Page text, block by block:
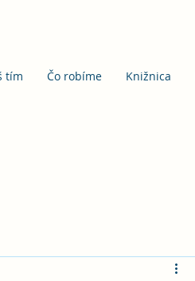
tím Čo robíme Knižnica